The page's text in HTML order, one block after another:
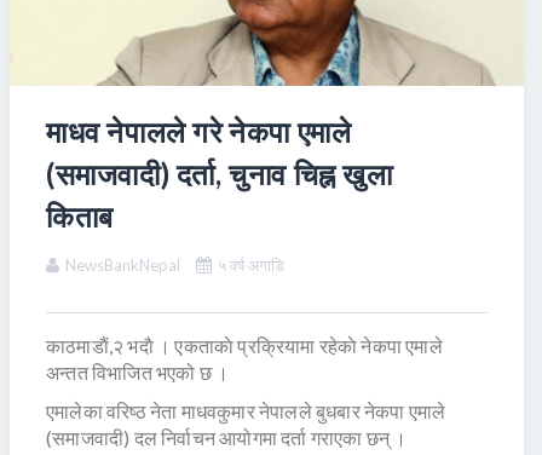
माधव नेपालले गरे नेकपा एमाले
(समाजवादी) दर्ता, चुनाव चिह्न खुला
किताब
NewsBankNepal ५ वर्ष अगाडि
काठमाडाैं,२ भदाै । एकताकाे प्रक्रियामा रहेकाे नेकपा एमाले
अन्तत विभाजित भएको छ ।
एमालेका वरिष्ठ नेता माधवकुमार नेपालले बुधबार नेकपा एमाले
(समाजवादी) दल निर्वाचन आयोगमा दर्ता गराएका छन् ।